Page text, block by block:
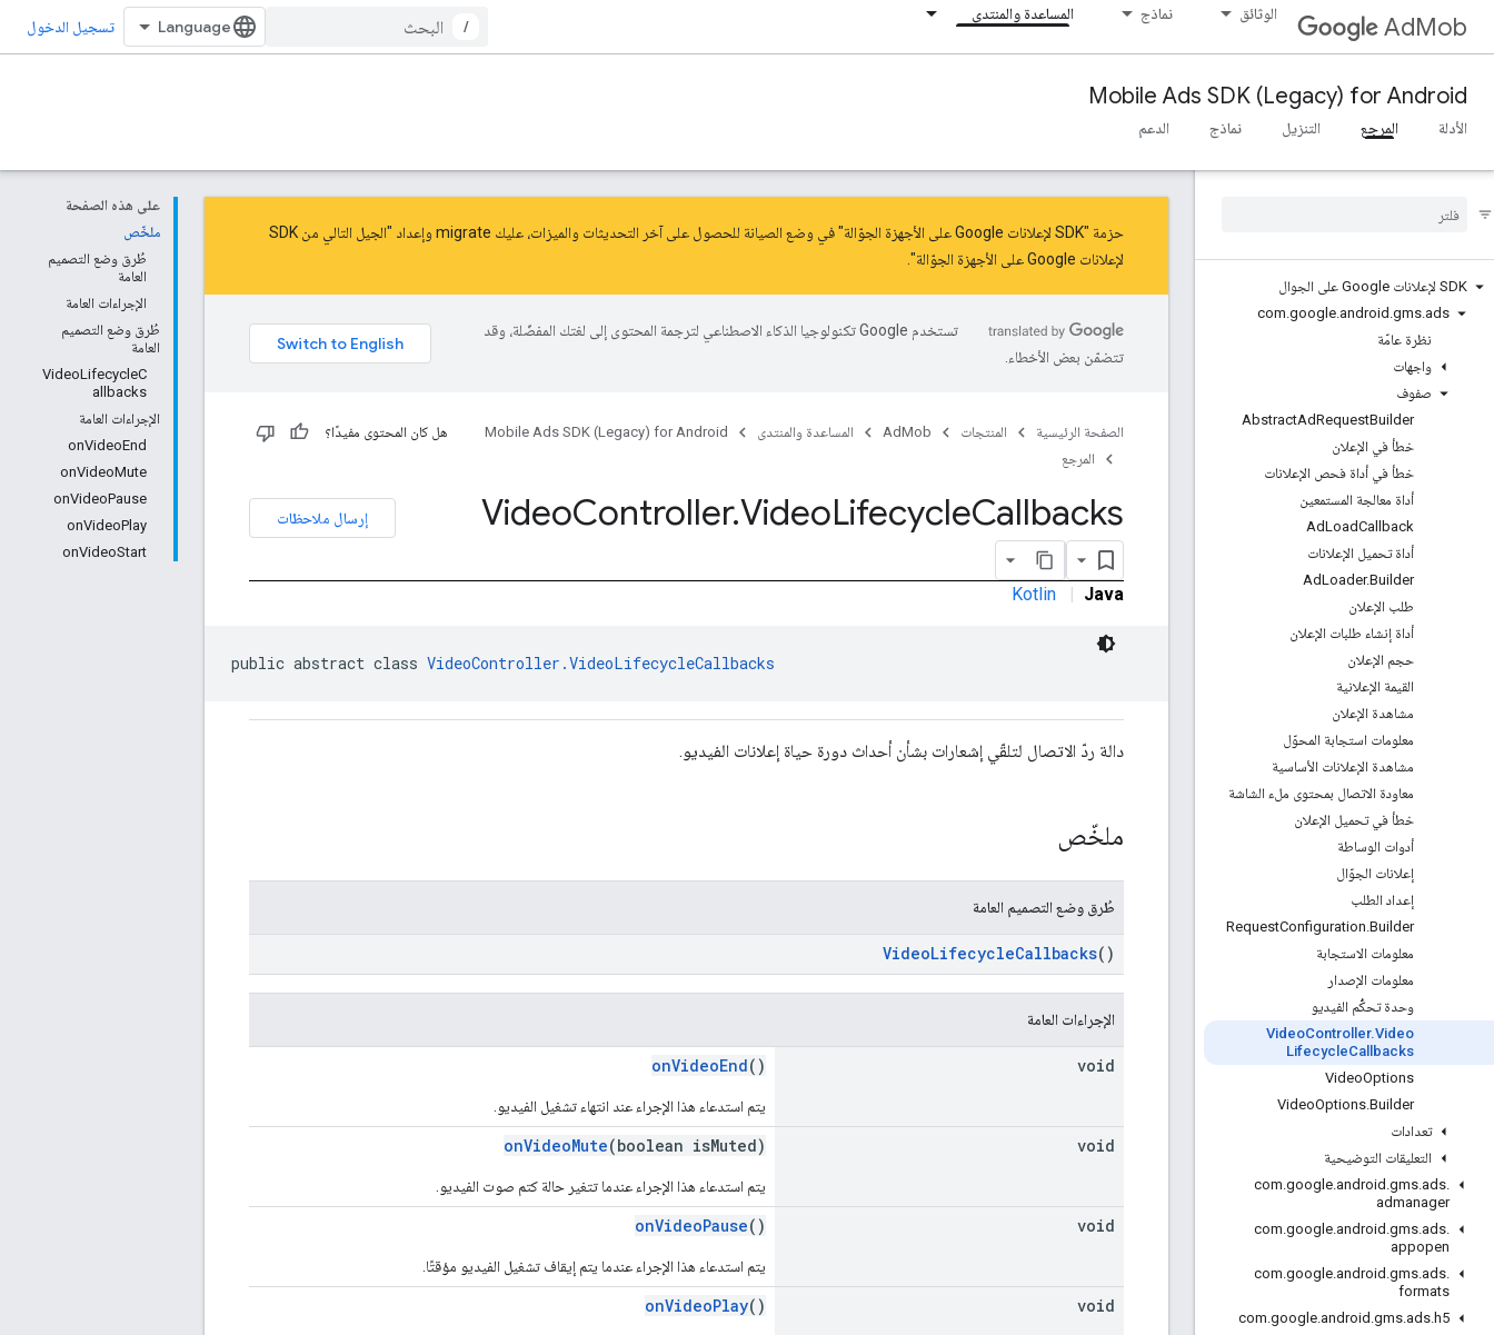
AdMob الوثائق نماذج المساعدة والمنتدى
/ تسجيل الدخول
Mobile Ads SDK (Legacy) for Android
الأدلة المرجع التنزيل نماذج الدعم
SDK لإعلانات Google على الجوال
com.google.android .gms.ads
نظرة عامّة
واجهات
صفوف
AbstractAdRequestBuilder
خطأ في الإعلان
خطأ في أداة فحص الإعلانات
أداة معالجة المستمعين
AdLoadCallback
أداة تحميل الإعلانات
AdLoader.Builder
طلب الإعلان
أداة إنشاء طلبات الإعلان
حجم الإعلان
القيمة الإعلانية
مشاهدة الإعلان
معلومات استجابة المحوّل
مشاهدة الإعلانات الأساسية
معاودة الاتصال بمحتوى ملء الشاشة
خطأ في تحميل الإعلان
أدوات الوساطة
إعلانات الجوّال
إعداد الطلب
RequestConfiguration.Builder
معلومات الاستجابة
معلومات الإصدار
وحدة تحكُّم الفيديو
VideoController.Video
LifecycleCallbacks
VideoOptions
VideoOptions.Builder
تعدادات
التعليقات التوضيحية
com.google.android .gms.ads.
admanager
com.google.android .gms.ads.
appopen
com.google.android .gms.ads.
formats
com.google.android .gms.ads.h5
على هذه الصفحة
ملخّص
طُرق وضع التصميم
العامة
الإجراءات العامة
طُرق وضع التصميم
العامة
VideoLifecycleC
allbacks
الإجراءات العامة
onVideoEnd
onVideoMute
onVideoPause
onVideoPlay
onVideoStart
حزمة "SDK لإعلانات Google على الأجهزة الجوّالة" في وضع الصيانة للحصول على آخر التحديثات والميزات، عليك migrate و
إعداد "الجيل التالي من SDK
لإعلانات Google على الأجهزة الجوّالة"
تستخدم Google تكنولوجيا الذكاء الاصطناعي لترجمة المحتوى إلى لغتك المفضّلة، وقد
تتضمّن بعض الأخطاء.
الصفحة الرئيسية المنتجات AdMob المساعدة والمنتدى
Mobile Ads SDK (Legacy) for Android
المرجع
هل كان المحتوى مفيدًا؟
إرسال ملاحظات VideoController.VideoLifecycleCallbacks
Kotlin | Java
public abstract class VideoController.VideoLifecycleCallbacks
دالة ردّ الاتصال لتلقّي إشعارات بشأن أحداث دورة حياة إعلانات الفيديو.
ملخّص
طُرق وضع التصميم العامة
VideoLifecycleCallbacks()
الإجراءات العامة
void
onVideoEnd()
يتم استدعاء هذا الإجراء عند انتهاء تشغيل الفيديو.
void
onVideoMute(boolean isMuted)
يتم استدعاء هذا الإجراء عندما تتغير حالة كتم صوت الفيديو.
void
onVideoPause()
يتم استدعاء هذا الإجراء عندما يتم إيقاف تشغيل الفيديو مؤقتًا.
void
onVideoPlay()